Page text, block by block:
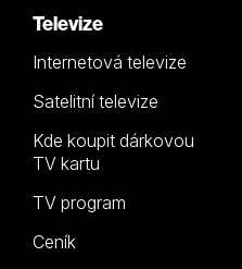
Televize
Internetová televize
Satelitní televize
Kde koupit dárkovou
TV kartu
TV program
Ceník